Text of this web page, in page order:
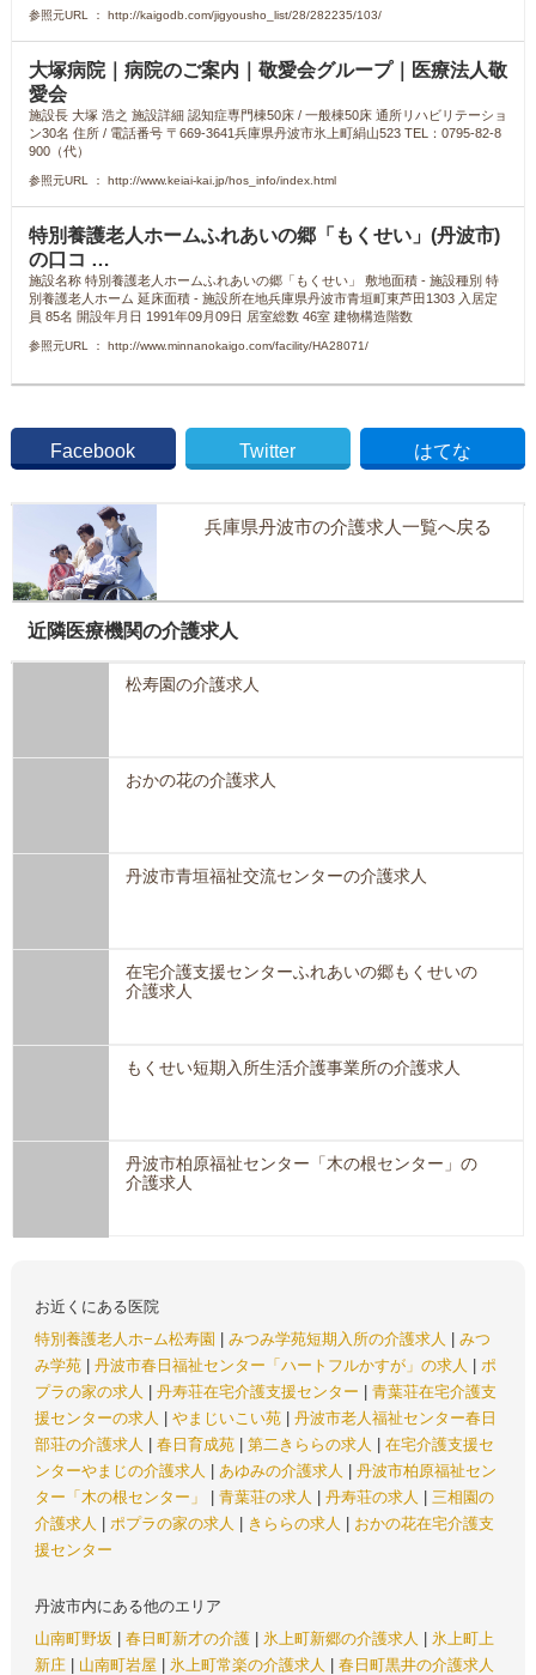
参照元URL ： http://kaigodb.com/jigyousho_list/28/282235/103/
大塚病院｜病院のご案内｜敬愛会グループ｜医療法人敬
愛会
施設長 大塚 浩之 施設詳細 認知症専門棟50床 / 一般棟50床 通所リハビリテーショ
ン30名 住所 / 電話番号 〒669-3641兵庫県丹波市氷上町絹山523 TEL：0795-82-8
900（代）
参照元URL ： http://www.keiai-kai.jp/hos_info/index.html
特別養護老人ホームふれあいの郷「もくせい」(丹波市)
の口コ …
施設名称 特別養護老人ホームふれあいの郷「もくせい」 敷地面積 ‐ 施設種別 特
別養護老人ホーム 延床面積 ‐ 施設所在地兵庫県丹波市青垣町東芦田1303 入居定
員 85名 開設年月日 1991年09月09日 居室総数 46室 建物構造階数
参照元URL ： http://www.minnanokaigo.com/facility/HA28071/
Facebook Twitter はてな
兵庫県丹波市の介護求人一覧へ戻る
近隣医療機関の介護求人
松寿園の介護求人
おかの花の介護求人
丹波市青垣福祉交流センターの介護求人
在宅介護支援センターふれあいの郷もくせいの
介護求人
もくせい短期入所生活介護事業所の介護求人
丹波市柏原福祉センター「木の根センター」の
介護求人
お近くにある医院
特別養護老人ホ−ム松寿園
みつみ学苑短期入所の介護求人
みつ
み学苑
丹波市春日福祉センター「ハートフルかすが」の求人
ポ
プラの家の求人
丹寿荘在宅介護支援センター
青葉荘在宅介護支
援センターの求人
やまじいこい苑
丹波市老人福祉センター春日
部荘の介護求人
春日育成苑 第二きららの求人
在宅介護支援セ
ンターやまじの介護求人
あゆみの介護求人
丹波市柏原福祉セン
ター「木の根センター」
青葉荘の求人 丹寿荘の求人
三相園の
介護求人
ポプラの家の求人 きららの求人
おかの花在宅介護支
援センター
丹波市内にある他のエリア
山南町野坂
春日町新才の介護 氷上町新郷の介護求人
氷上町上
新庄
山南町岩屋 氷上町常楽の介護求人
春日町黒井の介護求人